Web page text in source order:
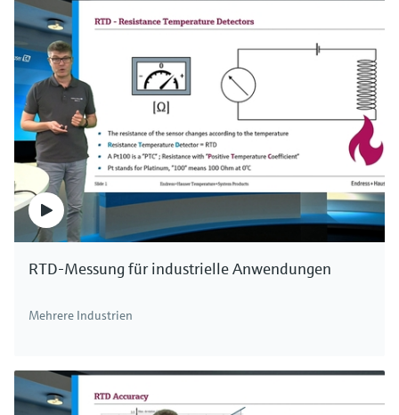
RTD-Messung für industrielle Anwendungen
Mehrere Industrien